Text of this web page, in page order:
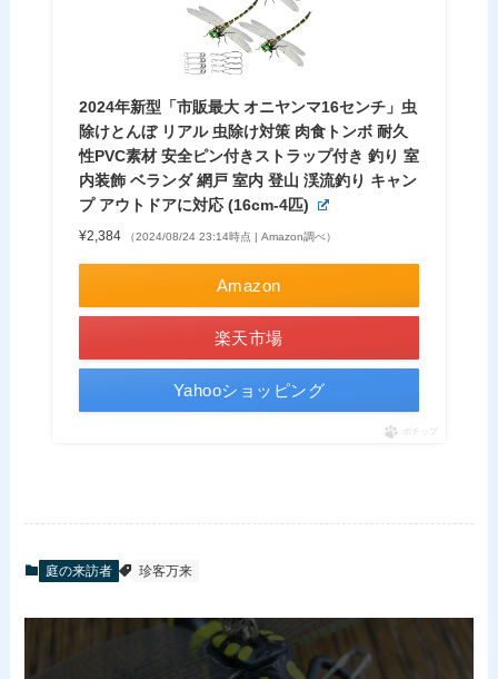
2024年新型「市販最大 オニヤンマ16センチ」虫
除けとんぼ リアル 虫除け対策 肉食トンボ 耐久
性PVC素材 安全ピン付きストラップ付き 釣り 室
内装飾 ベランダ 網戸 室内 登山 渓流釣り キャン
プ アウトドアに対応 (16cm-4匹)
¥2,384 （2024/08/24 23:14時点 | Amazon調べ）
Amazon
楽天市場
Yahooショッピング
ポチップ
庭の来訪者 珍客万来